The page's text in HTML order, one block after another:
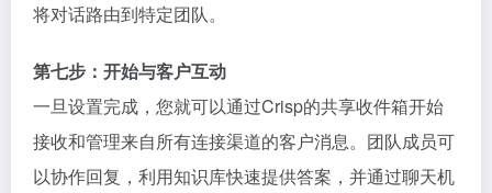
将对话路由到特定团队。
第七步：开始与客户互动
一旦设置完成，您就可以通过Crisp的共享收件箱开始
接收和管理来自所有连接渠道的客户消息。团队成员可
以协作回复，利用知识库快速提供答案，并通过聊天机